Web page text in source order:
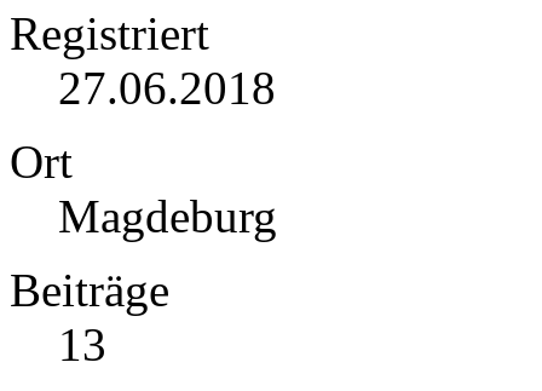
Registriert
27.06.2018
Ort
Magdeburg
Beiträge
13